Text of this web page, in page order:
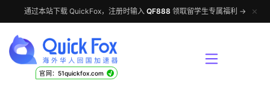
通过本站下载 QuickFox，注册时输入 QF888 领取留学生专属福利 → ✕
官网：51quickfox.com √